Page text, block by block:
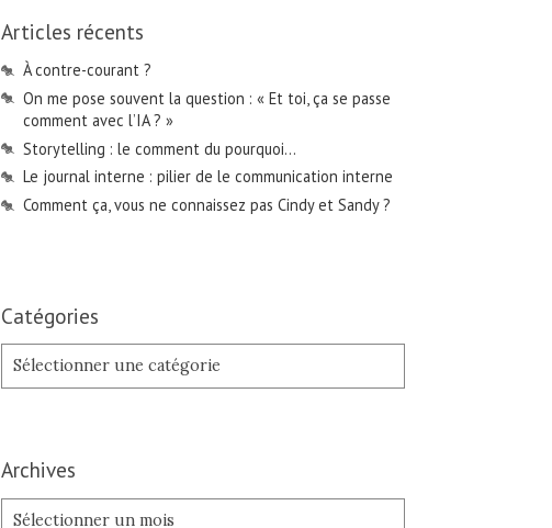
Articles récents
À contre-courant ?
On me pose souvent la question : « Et toi, ça se passe
comment avec l’IA ? »
Storytelling : le comment du pourquoi…
Le journal interne : pilier de le communication interne
Comment ça, vous ne connaissez pas Cindy et Sandy ?
Catégories
Catégories
Archives
Archives